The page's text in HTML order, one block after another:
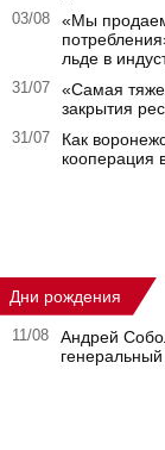
03/08
«Мы
льде в
31/07
«Самая
закрытия
31/07
Как
кооперация
Дни рождения
11/08
Андрей